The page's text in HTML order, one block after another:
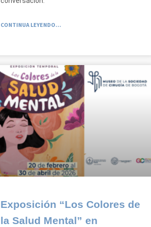
CONTINUA LEYENDO...
Exposición “Los Colores de
la Salud Mental” en